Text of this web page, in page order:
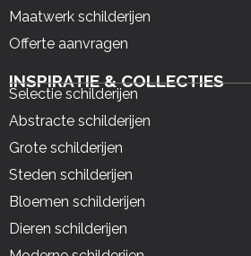
Maatwerk schilderijen
Offerte aanvragen
INSPIRATIE & COLLECTIES
Selectie schilderijen
Abstracte schilderijen
Grote schilderijen
Steden schilderijen
Bloemen schilderijen
Dieren schilderijen